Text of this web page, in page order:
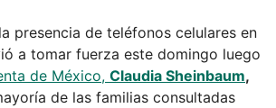
presencia de teléfonos celulares en
a tomar fuerza este domingo luego
de México, Claudia Sheinbaum,
de las familias consultadas